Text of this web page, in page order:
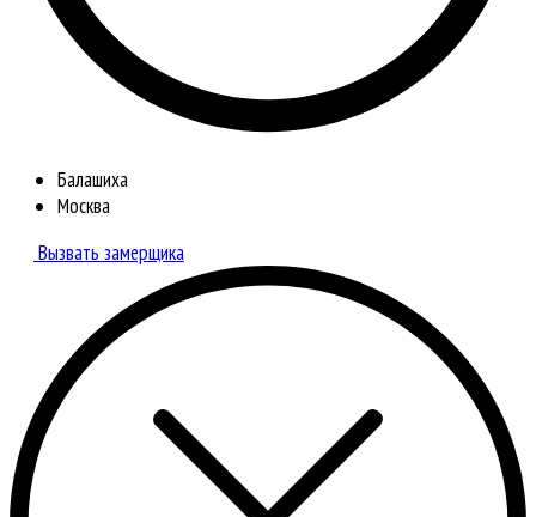
Балашиха
Москва
Вызвать замерщика